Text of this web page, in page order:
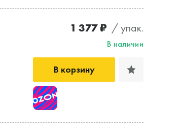
1 377 ₽ / упак.
В наличии
В корзину